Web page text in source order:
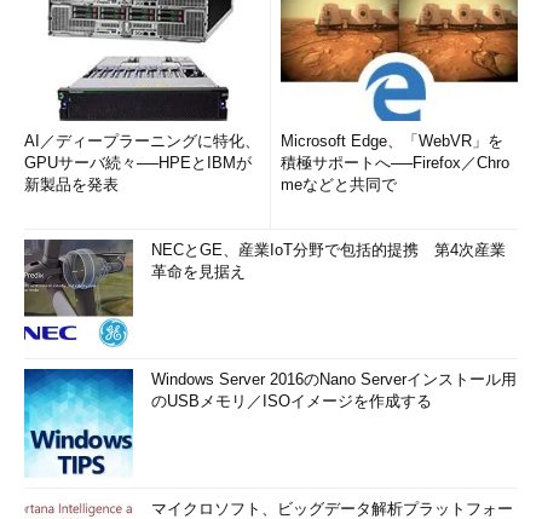
AI／ディープラーニングに特化、
GPUサーバ続々──HPEとIBMが
新製品を発表
Microsoft Edge、「WebVR」を
積極サポートへ──Firefox／Chro
meなどと共同で
NECとGE、産業IoT分野で包括的提携 第4次産業
革命を見据え
Windows Server 2016のNano Serverインストール用
のUSBメモリ／ISOイメージを作成する
マイクロソフト、ビッグデータ解析プラットフォー